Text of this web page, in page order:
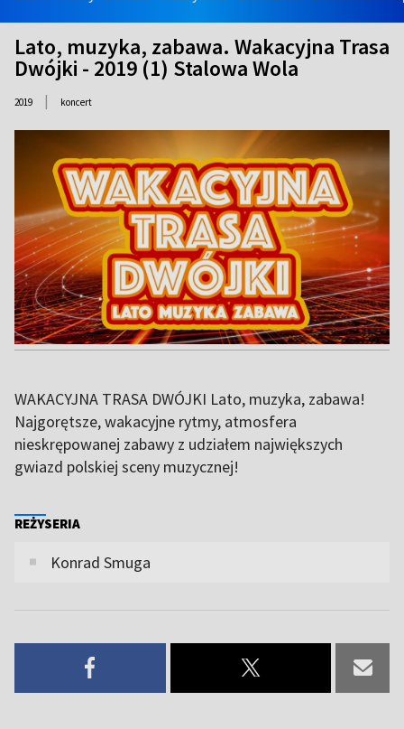
Lato, muzyka, zabawa. Wakacyjna Trasa
Dwójki - 2019 (1) Stalowa Wola
2019 | koncert
WAKACYJNA TRASA DWÓJKI Lato, muzyka, zabawa!
Najgorętsze, wakacyjne rytmy, atmosfera
nieskrępowanej zabawy z udziałem największych
gwiazd polskiej sceny muzycznej!
REŻYSERIA
Konrad Smuga